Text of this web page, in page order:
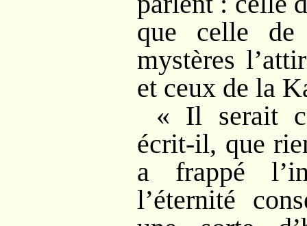
que celle de
mystères
et ceux de la
« Il serait
écrit-il, que
a frappé
l’éternité